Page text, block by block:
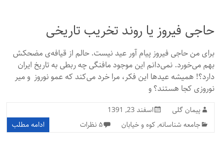
حاجی فیروز یا روند تخریب تاریخی
برای من حاجی فیروز پیام آور عید نیست. حالم از قیافه‌ی مضحکش
بهم می‌خورد. نمی‌دانم این موجود مافنگی چه ربطی به تاریخ ایران
دارد؟! همیشه عیدها این فکر، مرا خرد می‌کند که عمو نوروز و میر
نوروزی کجا هستند؟ و
پیمان گلی
اسفند 23, 1391
جامعه شناسانه,کوه و خیابان ۵ نظرات ادامه مطلب